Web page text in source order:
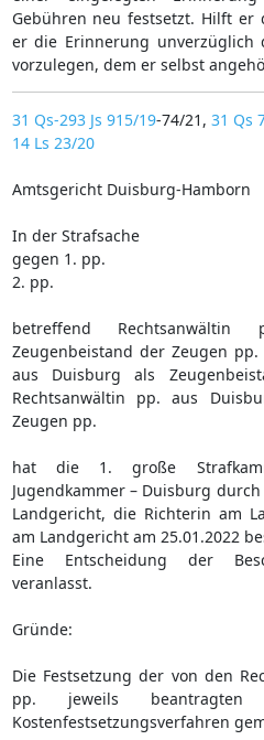
Gebühren neu festsetzt. Hilft
er die Erinnerung unverzüglich
vorzulegen, dem er selbst
31 Qs-293 Js 915/19-74/21, 31 Qs
14 Ls 23/20
Amtsgericht Duisburg-Hamborn
In der Strafsache
gegen 1. pp.
2. pp.
betreffend
Zeugenbeistand der Zeugen
aus Duisburg als
Rechtsanwältin pp. aus
Zeugen pp.
hat die 1. große
Jugendkammer – Duisburg
Landgericht, die Richterin am
am Landgericht am 25.01.2022
Eine Entscheidung der
veranlasst.
Gründe:
Die Festsetzung der von den
pp. jeweils
Kostenfestsetzungsverfahren